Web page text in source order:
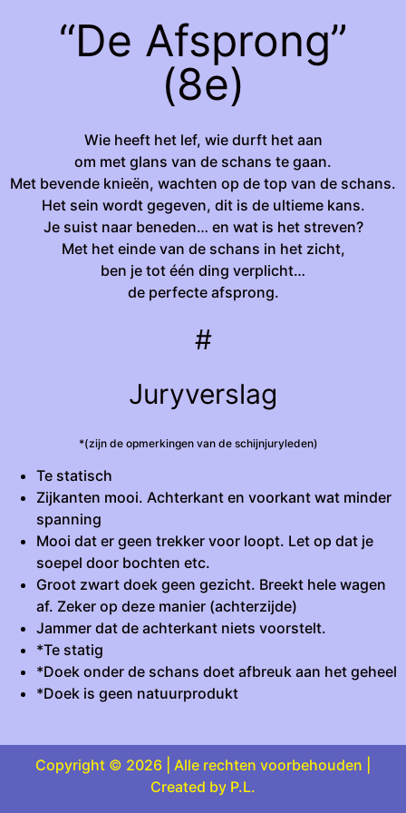
“De Afsprong”
(8e)
Wie heeft het lef, wie durft het aan
om met glans van de schans te gaan.
Met bevende knieën, wachten op de top van de schans.
Het sein wordt gegeven, dit is de ultieme kans.
Je suist naar beneden… en wat is het streven?
Met het einde van de schans in het zicht,
ben je tot één ding verplicht…
de perfecte afsprong.
#
Juryverslag
*(zijn de opmerkingen van de schijnjuryleden)
Te statisch
Zijkanten mooi. Achterkant en voorkant wat minder
spanning
Mooi dat er geen trekker voor loopt. Let op dat je
soepel door bochten etc.
Groot zwart doek geen gezicht. Breekt hele wagen
af. Zeker op deze manier (achterzijde)
Jammer dat de achterkant niets voorstelt.
*Te statig
*Doek onder de schans doet afbreuk aan het geheel
*Doek is geen natuurprodukt
Copyright © 2026 | Alle rechten voorbehouden |
Created by P.L.